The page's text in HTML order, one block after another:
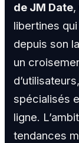
de JM Date,
libertines
depuis son
un
spécialisés
ligne.
tendances